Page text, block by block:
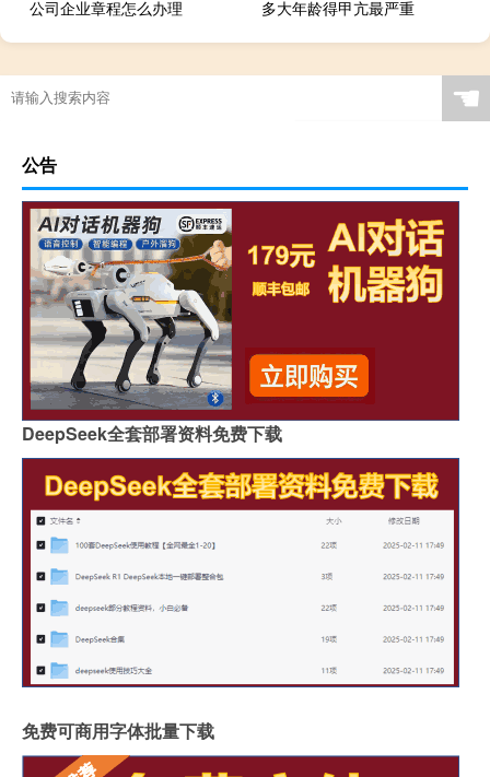
公司企业章程怎么办理 多大年龄得甲亢最严重
☚
公告
DeepSeek全套部署资料免费下载
免费可商用字体批量下载